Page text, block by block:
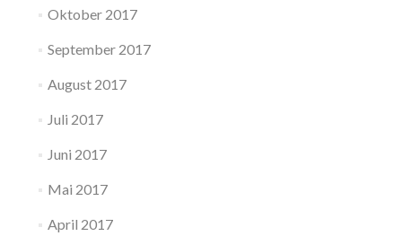
Oktober 2017
September 2017
August 2017
Juli 2017
Juni 2017
Mai 2017
April 2017